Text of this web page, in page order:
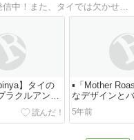
タイのお寺とカフェについて情報発信中！また、タイでは欠かせないプラクルアン(お守り)についても書いていきます。穴場スポットから最新スポットまで広く届けていけたらと思います。
】タイの
ラクルアン
▪️「Mother
なデザインと
のカフェ
5年前